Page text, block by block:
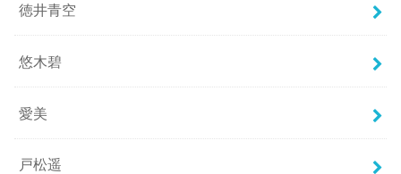
徳井青空
悠木碧
愛美
戸松遥